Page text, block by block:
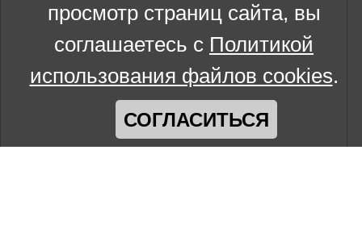
просмотр страниц сайта, вы
соглашаетесь с Политикой
использования файлов cookies.
СОГЛАСИТЬСЯ